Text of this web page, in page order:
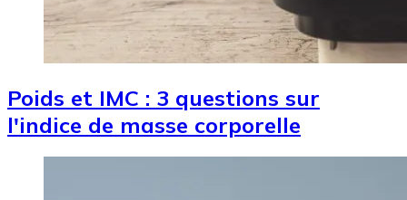
Poids et IMC : 3 questions sur
l'indice de masse corporelle